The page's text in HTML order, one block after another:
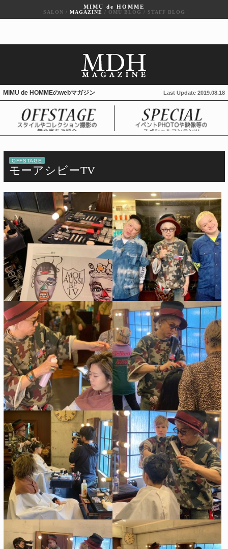
MIMU de HOMME
SALON / MAGAZINE / OMU BLOG / STAFF BLOG
MIMU de HOMMEのwebマガジン Last Update 2019.08.18
モーアシビーTV
OFFSTAGE